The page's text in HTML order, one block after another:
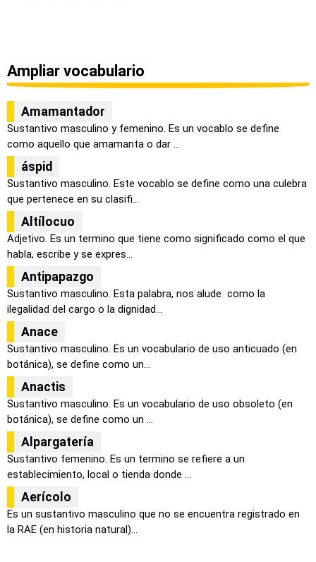
Ampliar vocabulario
Amamantador
Sustantivo masculino y femenino. Es un vocablo se define
como aquello que amamanta o dar ...
áspid
Sustantivo masculino. Este vocablo se define como una culebra
que pertenece en su clasifi...
Altílocuo
Adjetivo. Es un termino que tiene como significado como el que
habla, escribe y se expres...
Antipapazgo
Sustantivo masculino. Esta palabra, nos alude como la
ilegalidad del cargo o la dignidad...
Anace
Sustantivo masculino. Es un vocabulario de uso anticuado (en
botánica), se define como un...
Anactis
Sustantivo masculino. Es un vocabulario de uso obsoleto (en
botánica), se define como un ...
Alpargatería
Sustantivo femenino. Es un termino se refiere a un
establecimiento, local o tienda donde ...
Aerícolo
Es un sustantivo masculino que no se encuentra registrado en
la RAE (en historia natural)...